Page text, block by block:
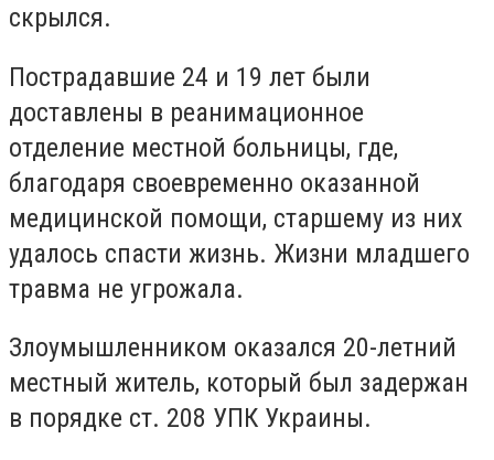
скрылся.
Пострадавшие 24 и 19 лет были
доставлены в реанимационное
отделение местной больницы, где,
благодаря своевременно оказанной
медицинской помощи, старшему из них
удалось спасти жизнь. Жизни младшего
травма не угрожала.
Злоумышленником оказался 20-летний
местный житель, который был задержан
в порядке ст. 208 УПК Украины.